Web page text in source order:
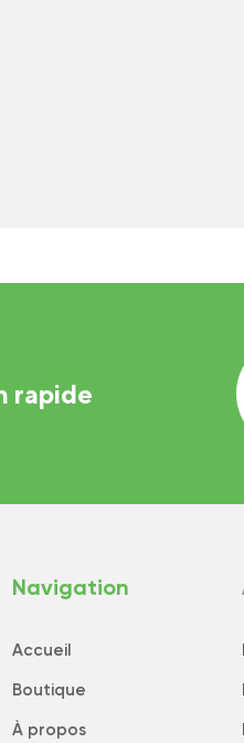
rapide
Navigation
Accueil
Boutique
À propos